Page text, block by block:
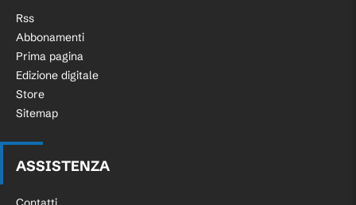
Rss
Abbonamenti
Prima pagina
Edizione digitale
Store
Sitemap
ASSISTENZA